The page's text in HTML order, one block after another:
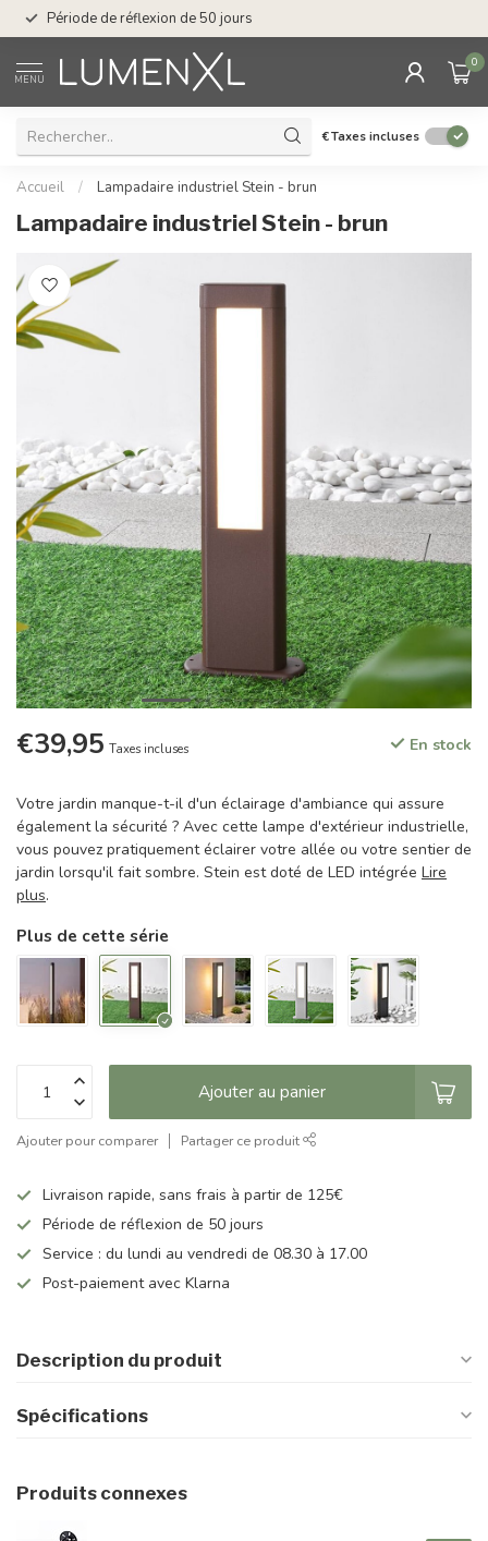
Période de réflexion de 50 jours
MENU
0
€Taxes incluses
Accueil / Lampadaire industriel Stein - brun
Lampadaire industriel Stein - brun
€39,95 Taxes incluses En stock
Votre jardin manque-t-il d'un éclairage d'ambiance qui assure
également la sécurité ? Avec cette lampe d'extérieur industrielle,
vous pouvez pratiquement éclairer votre allée ou votre sentier de
jardin lorsqu'il fait sombre. Stein est doté de LED intégrée Lire
plus.
Plus de cette série
Ajouter au panier
Ajouter pour comparer Partager ce produit
Livraison rapide, sans frais à partir de 125€
Période de réflexion de 50 jours
Service : du lundi au vendredi de 08.30 à 17.00
Post-paiement avec Klarna
Description du produit
Spécifications
Produits connexes